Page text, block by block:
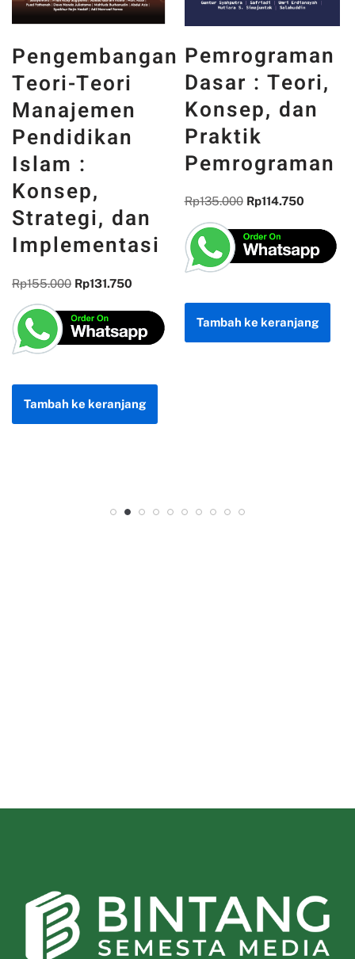
Pemrograman
Dasar : Teori,
Konsep, dan
Praktik
Pemrograman
PANCASILA
DAN WAJAH
INDONESIA :
MEMORI,
PENGALAMAN,
DAN
REFLEKSI
KEBANGSAAN